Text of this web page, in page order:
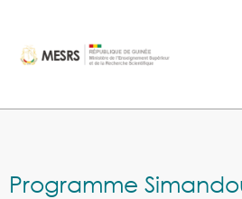
Programme